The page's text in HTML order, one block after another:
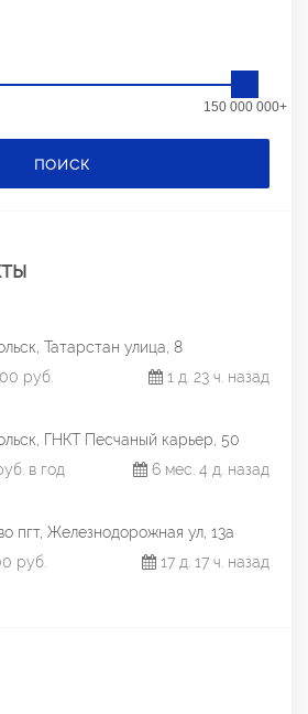
150 000 000+
ПОИСК
Татарстан улица, 8
руб.
1 д. 23 ч. назад
ГНКТ Песчаный карьер, 50
в год
6 мес. 4 д. назад
пгт, Железнодорожная ул, 13а
руб.
17 д. 17 ч. назад